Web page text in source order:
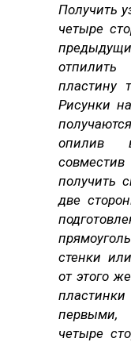
Получить
четыре
пластину
Рисунки
опилив
получить
две
стенки
от этого
первыми,
четыре